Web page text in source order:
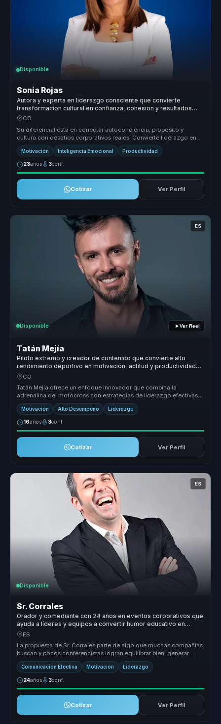
Disponible
Sonia Rojas
Autora y experta en liderazgo consciente que convierte
transformacion cultural en confianza, cohesion y resultados
para equipos.
CO
Su diferencial esta en conectar autoconciencia, proposito y
cultura con desafios corporativos reales. Convierte liderazgo en
una practica...
Motivación Inteligencia Emocional Productividad
23años 3conf.
Cotizar Ver Perfil
ES
Disponible Ver Reel
Tatán Mejía
Piloto extremo y creador de contenido que convierte alto
rendimiento deportivo en motivación, actitud y productividad
para líderes y equipos.
CO
Tatán Mejía ofrece un enfoque innovador que combina la
adrenalina del motocross con estrategias de liderazgo efectivas.
Su capacidad para...
Motivación Alto Desempeño Liderazgo
16años 3conf.
Cotizar Ver Perfil
ES
Disponible
Sr. Corrales
Orador y comediante con 24 años en eventos corporativos que
ayuda a líderes y equipos a convertir humor educativo en
comunicación, cohesión y motivación.
ES
La propuesta de Sr. Corrales parte de algo que muchas compañías
buscan y pocos conferencistas logran equilibrar bien: generar
cercanía, e...
Comunicación Efectiva Motivación Liderazgo
24años 3conf.
Cotizar Ver Perfil